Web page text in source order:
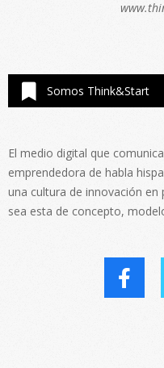
Somos Think&Start
El medio digital que
emprendedora de habla
una cultura de innovación
sea esta de concepto,